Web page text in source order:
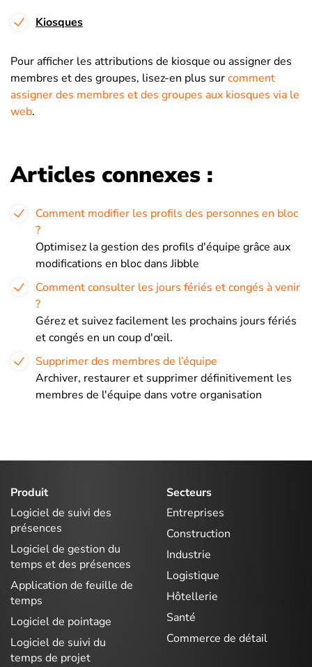
Kiosques
Pour afficher les attributions de kiosque ou assigner des
membres et des groupes, lisez-en plus surcomment
assigner des membres et des groupes aux kiosques via le
web.
Articles connexes :
Comment modifier les profils des personnes en bloc
?
Optimisez la gestion des profils d'équipe grâce aux
modifications en bloc dans Jibble
Comment consulter les jours fériés et congés à venir
?
Gérez et suivez facilement les prochains jours fériés
et congés en un coup d'œil.
Supprimer des membres de l’équipe
Archiver, restaurer et supprimer définitivement les
membres de l'équipe dans votre organisation
Produit
Logiciel de suivi des
présences
Logiciel de gestion du
temps et des présences
Application de feuille de
temps
Logiciel de pointage
Logiciel de suivi du
temps de projet
Secteurs
Entreprises
Construction
Industrie
Logistique
Hôtellerie
Santé
Commerce de détail